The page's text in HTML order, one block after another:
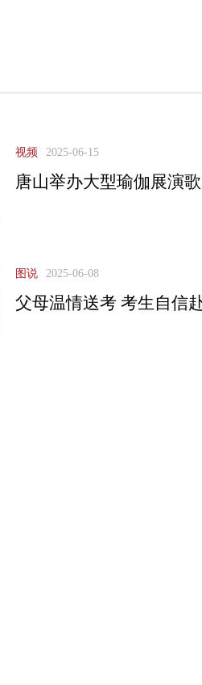
视频 2025-06-15
唐山举办大型瑜伽展演
图说 2025-06-08
父母温情送考 考生自信